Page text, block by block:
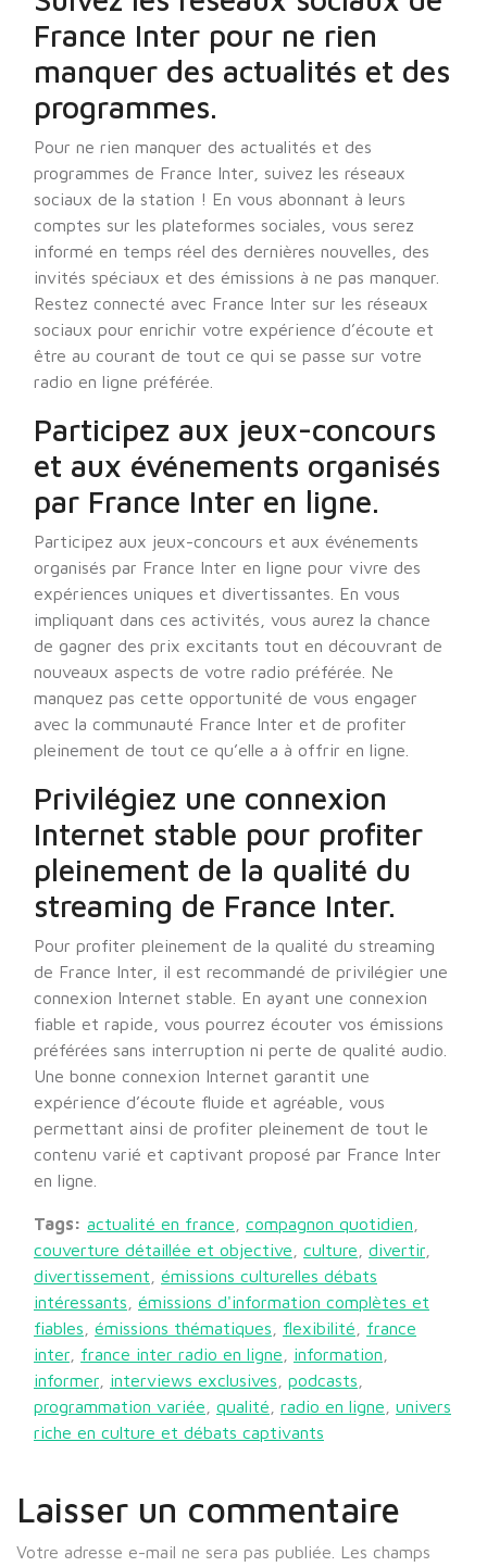
France Inter pour ne rien
manquer des actualités et des
programmes.
Pour ne rien manquer des actualités et des
programmes de France Inter, suivez les réseaux
sociaux de la station ! En vous abonnant à leurs
comptes sur les plateformes sociales, vous serez
informé en temps réel des dernières nouvelles, des
invités spéciaux et des émissions à ne pas manquer.
Restez connecté avec France Inter sur les réseaux
sociaux pour enrichir votre expérience d’écoute et
être au courant de tout ce qui se passe sur votre
radio en ligne préférée.
Participez aux jeux-concours
et aux événements organisés
par France Inter en ligne.
Participez aux jeux-concours et aux événements
organisés par France Inter en ligne pour vivre des
expériences uniques et divertissantes. En vous
impliquant dans ces activités, vous aurez la chance
de gagner des prix excitants tout en découvrant de
nouveaux aspects de votre radio préférée. Ne
manquez pas cette opportunité de vous engager
avec la communauté France Inter et de profiter
pleinement de tout ce qu’elle a à offrir en ligne.
Privilégiez une connexion
Internet stable pour profiter
pleinement de la qualité du
streaming de France Inter.
Pour profiter pleinement de la qualité du streaming
de France Inter, il est recommandé de privilégier une
connexion Internet stable. En ayant une connexion
fiable et rapide, vous pourrez écouter vos émissions
préférées sans interruption ni perte de qualité audio.
Une bonne connexion Internet garantit une
expérience d’écoute fluide et agréable, vous
permettant ainsi de profiter pleinement de tout le
contenu varié et captivant proposé par France Inter
en ligne.
Tags: actualité en france compagnon quotidien
couverture détaillée et objective
culture divertir
divertissement
émissions culturelles débats
intéressants
émissions d'information complètes et
fiables
émissions thématiques flexibilité
france
inter
france inter radio en ligne information
informer
interviews exclusives podcasts
programmation variée
qualité radio en ligne
univers
riche en culture et débats captivants
Laisser un commentaire
Votre adresse e-mail ne sera pas publiée.
Les champs